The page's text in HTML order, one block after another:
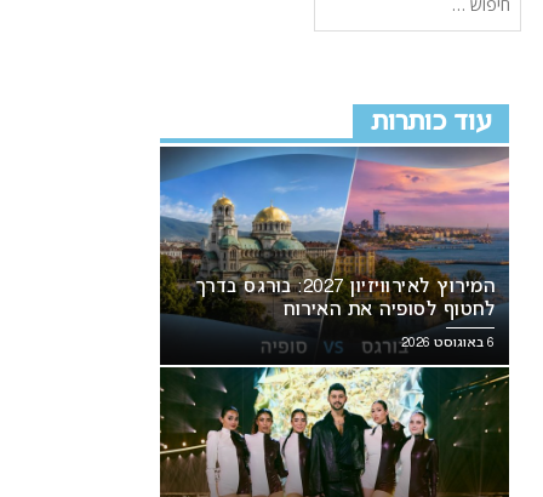
עוד כותרות
המירוץ לאירוויזיון 2027: בורגס בדרך
לחטוף לסופיה את האירוח
6 באוגוסט 2026